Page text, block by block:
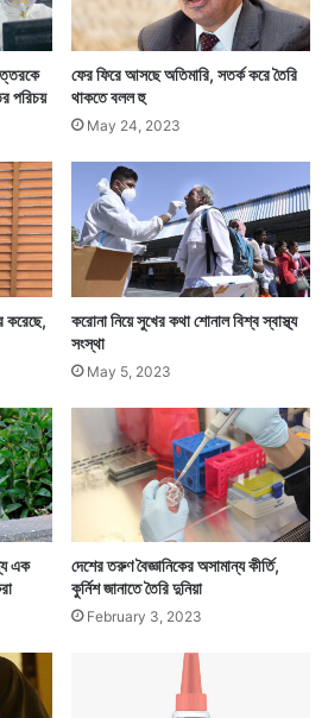
পরামর্শ দিয়েছে মন্ত্রক। সেইসঙ্গে
আসা করোনার স্ট্রেন নিয়েও।
পরিচয়
ফের ফিরে আসছে অতিমারি, সতর্ক করে তৈরি
থাকতে বলল হু
May 24, 2023
করেছে,
করোনা নিয়ে সুখের কথা শোনাল বিশ্ব স্বাস্থ্য
সংস্থা
May 5, 2023
এক
দেশের তরুণ বৈজ্ঞানিকের অসামান্য কীর্তি,
কুর্নিশ জানাতে তৈরি দুনিয়া
February 3, 2023